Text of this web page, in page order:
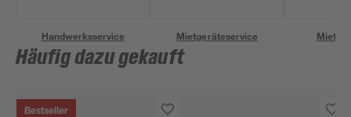
Handwerksservice Mietgeräteservice
Häufig dazu gekauft
Bestseller